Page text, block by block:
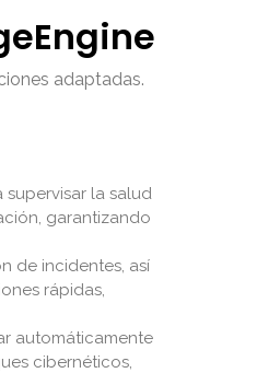
adaptadas.
la salud
garantizando
de incidentes, así
rápidas,
automáticamente
cibernéticos,